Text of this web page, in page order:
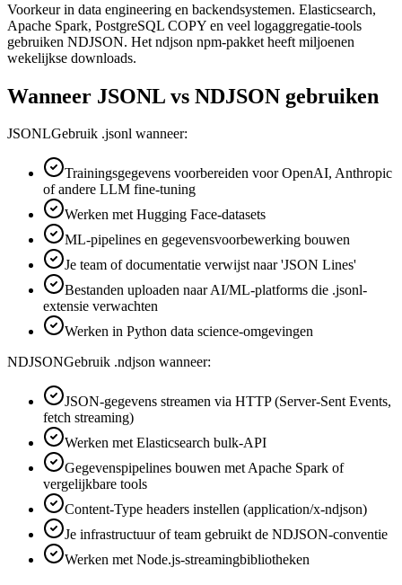
Voorkeur in data engineering en backendsystemen. Elasticsearch,
Apache Spark, PostgreSQL COPY en veel logaggregatie-tools
gebruiken NDJSON. Het ndjson npm-pakket heeft miljoenen
wekelijkse downloads.
Wanneer JSONL vs NDJSON gebruiken
JSONLGebruik .jsonl wanneer:
Trainingsgegevens voorbereiden voor OpenAI, Anthropic
of andere LLM fine-tuning
Werken met Hugging Face-datasets
ML-pipelines en gegevensvoorbewerking bouwen
Je team of documentatie verwijst naar 'JSON Lines'
Bestanden uploaden naar AI/ML-platforms die .jsonl-
extensie verwachten
Werken in Python data science-omgevingen
NDJSONGebruik .ndjson wanneer:
JSON-gegevens streamen via HTTP (Server-Sent Events,
fetch streaming)
Werken met Elasticsearch bulk-API
Gegevenspipelines bouwen met Apache Spark of
vergelijkbare tools
Content-Type headers instellen (application/x-ndjson)
Je infrastructuur of team gebruikt de NDJSON-conventie
Werken met Node.js-streamingbibliotheken